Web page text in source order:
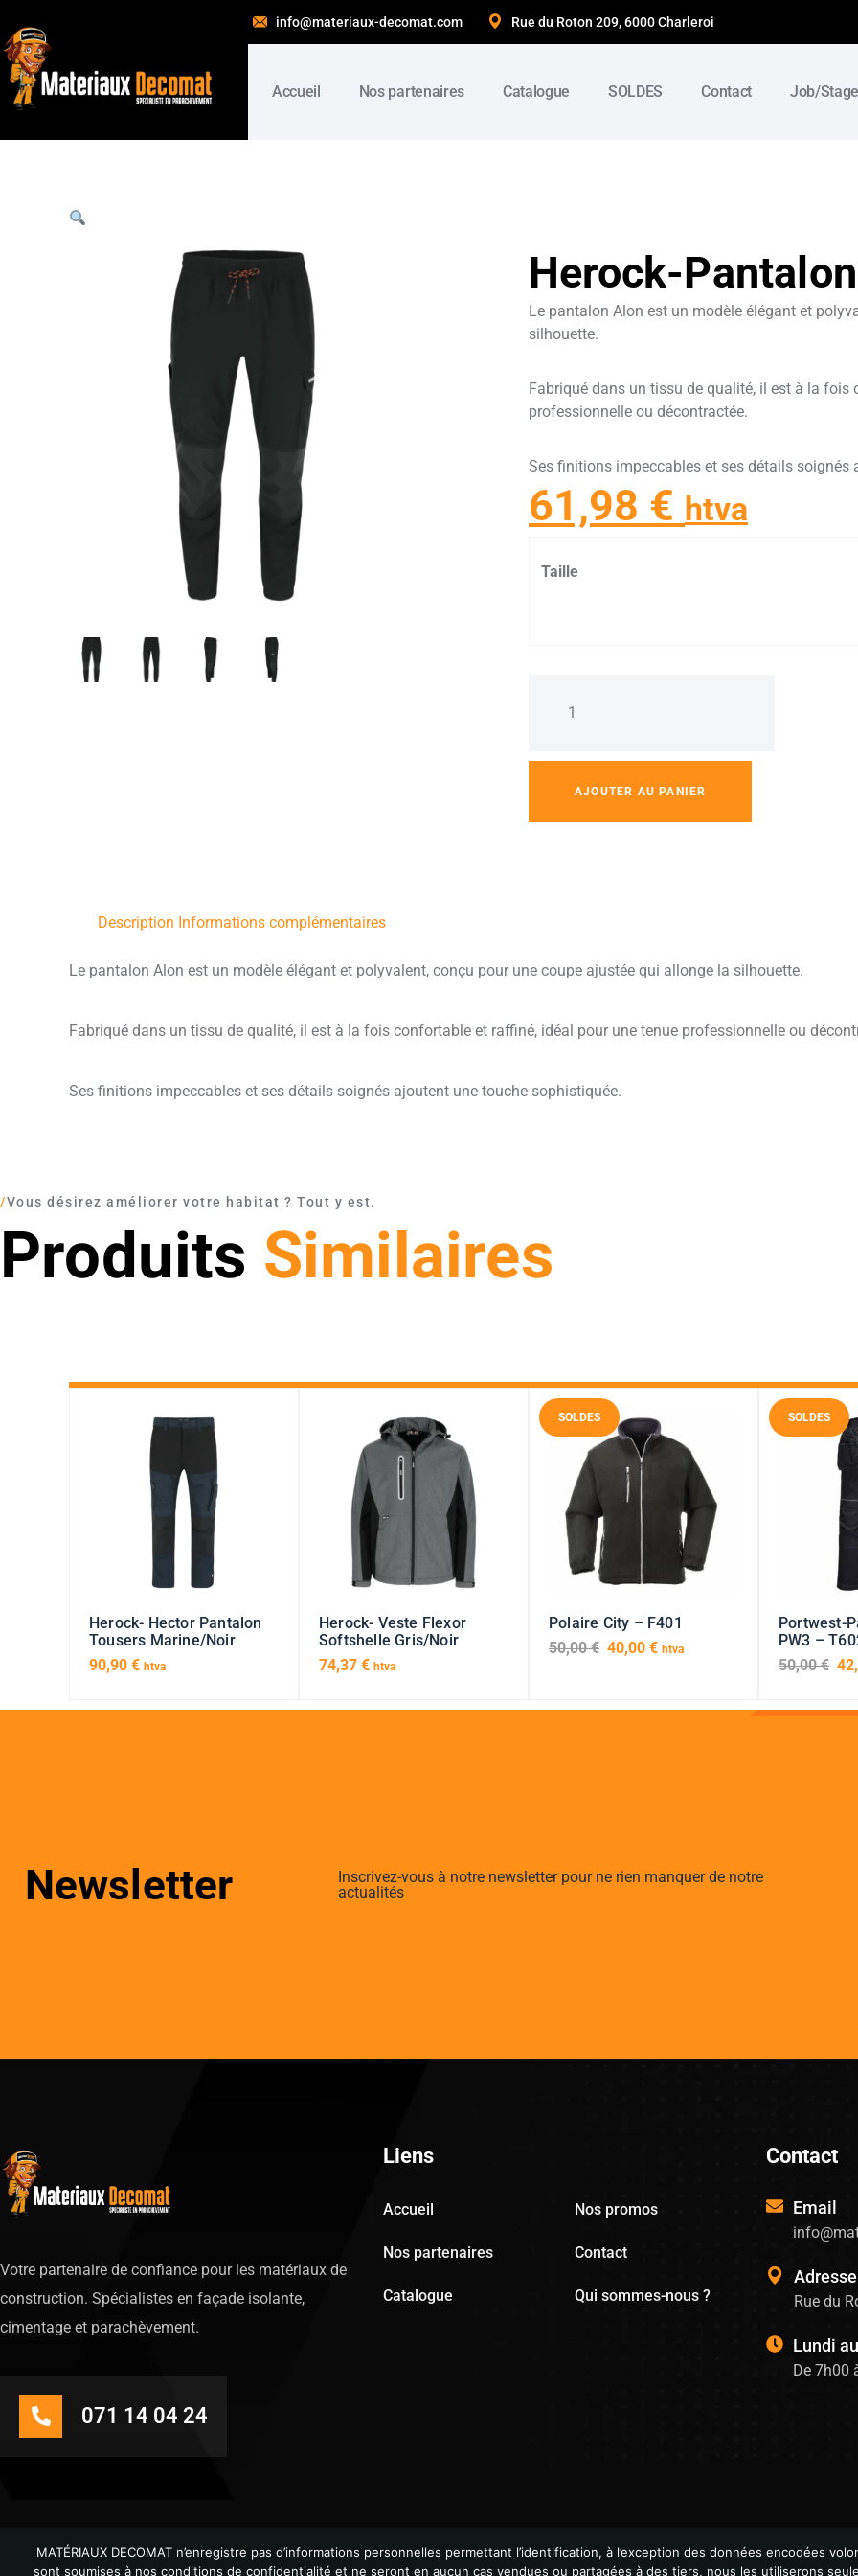
info@materiaux-decomat.com Rue du Roton 209, 6000 Charleroi
Accueil Nos partenaires Catalogue SOLDES Contact Job/Stage
Herock-
Le pantalon Alon est un modèle élégant et
silhouette.
Fabriqué dans un tissu de qualité, il est à la
professionnelle ou décontractée.
Ses finitions impeccables et ses détails soignés
61,98 € htva
Taille
AJOUTER AU PANIER
Description Informations complémentaires
Le pantalon Alon est un modèle élégant et polyvalent, conçu pour une coupe ajustée qui allonge la silhouette.
Fabriqué dans un tissu de qualité, il est à la fois confortable et raffiné, idéal pour une tenue professionnelle ou
Ses finitions impeccables et ses détails soignés ajoutent une touche sophistiquée.
/Vous désirez améliorer votre habitat ? Tout y est.
Produits Similaires
Herock- Hector Pantalon
Tousers Marine/Noir
90,90 € htva
Herock- Veste Flexor
Softshelle Gris/Noir
74,37 € htva
SOLDES
Polaire City – F401
50,00€ 40,00 € htva
SOLDES
Portwest-
PW3 –
50,00€
Newsletter
Inscrivez-vous à notre newsletter pour ne rien manquer de notre
actualités
Votre partenaire de confiance pour les matériaux de
construction. Spécialistes en façade isolante,
cimentage et parachèvement.
071 14 04 24
Liens
Accueil Nos promos
Nos partenaires Contact
Catalogue Qui sommes-nous ?
Contact
Email
Adresse
Rue du
Lundi
De 7h00
MATÉRIAUX DECOMAT n’enregistre pas d’informations personnelles permettant l’identification, à l’exception des données encodées
sont soumises à nos conditions de confidentialité et ne seront en aucun cas vendues ou partagées à des tiers, nous les utiliserons